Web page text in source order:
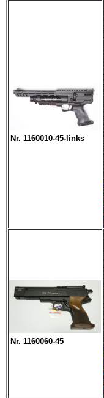
Nr. 1160010-45-links
Nr. 1160060-45